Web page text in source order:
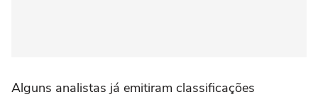
Alguns analistas já emitiram classificações